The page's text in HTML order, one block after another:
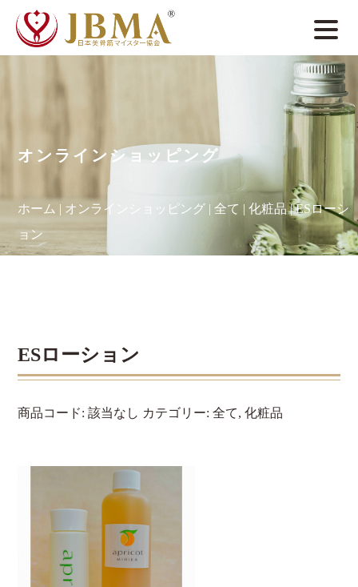
オンラインショッピング
ホーム | オンラインショッピング | 全て | 化粧品 |ESローシ
ョン
ESローション
商品コード:該当なし カテゴリー:全て,化粧品